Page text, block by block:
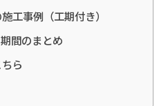
工事例（工期付き）
間のまとめ
ら